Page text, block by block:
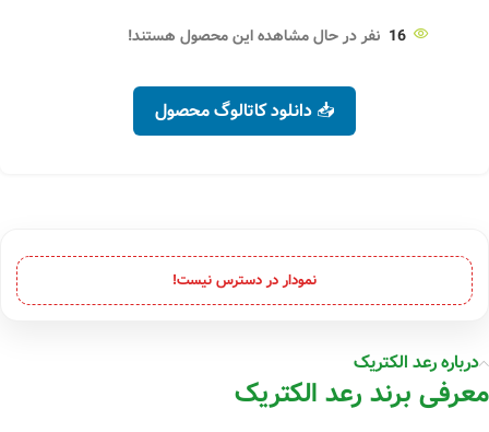
16 نفر در حال مشاهده این محصول هستند!
📥 دانلود کاتالوگ محصول
نمودار در دسترس نیست!
درباره رعد الکتریک
معرفی برند رعد الکتریک